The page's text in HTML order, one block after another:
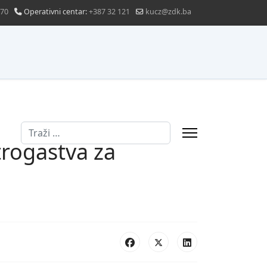
Operativni centar:+387 32 121 kucz@zdk.ba
Traži
za